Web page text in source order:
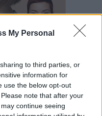
My Personal
to third parties, or
information for
use the below opt-out
note that after your
continue seeing